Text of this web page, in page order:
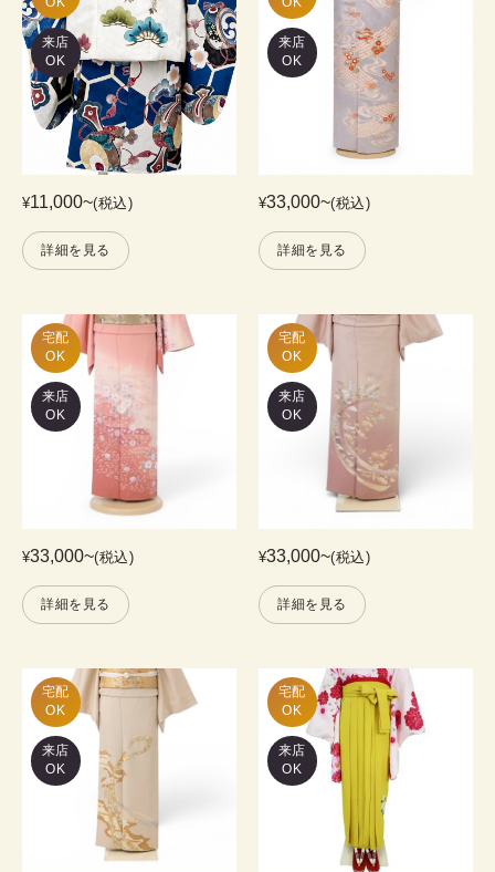
来店
OK
¥11,000~(税込)
詳細を見る
来店
OK
¥33,000~(税込)
詳細を見る
宅配
OK
来店
OK
¥33,000~(税込)
詳細を見る
宅配
OK
来店
OK
¥33,000~(税込)
詳細を見る
宅配
OK
来店
OK
宅配
OK
来店
OK